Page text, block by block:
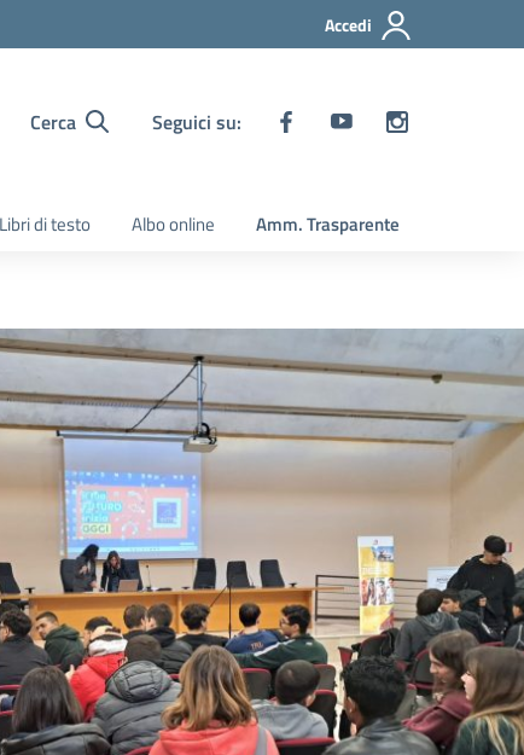
Accedi
Cerca Seguici su:
Libri di testo Albo online Amm. Trasparente